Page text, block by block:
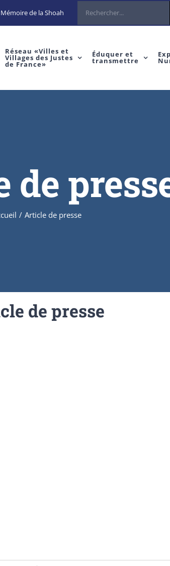
de la Shoah
Réseau «Villes et
Villages des Justes
de France»
Éduquer et
transmettre
de
/ Article de presse
de presse